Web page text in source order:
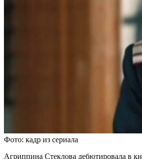
Фото: кадр из сериала
Агриппина Стеклова дебютировала в